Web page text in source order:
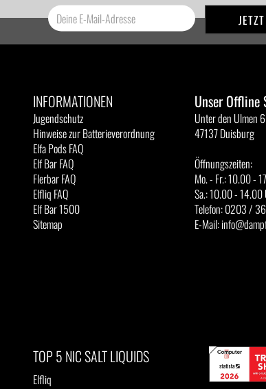
INFORMATIONEN
Jugendschutz
Hinweise zur Batterieverordnung
Elfa Pods FAQ
Elf Bar FAQ
Flerbar FAQ
Elfliq FAQ
Elf Bar 1500
Sitemap
Unser Offline
Unter den Ulmen
47137 Duisburg
Öffnungszeiten:
Mo. - Fr.: 10.00 -
Sa.: 10.00 - 14.00
Telefon: 0203 /
E-Mail:
TOP 5 NIC SALT LIQUIDS
Elfliq